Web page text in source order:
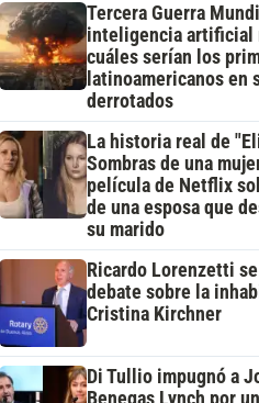
Tercera Guerra
inteligencia artificial
cuáles serían los
latinoamericanos en
derrotados
La historia real de
Sombras de una
película de Netflix
de una esposa que
su marido
Ricardo Lorenzetti
debate sobre la
Cristina Kirchner
Di Tullio impugnó a
Benegas Lynch por